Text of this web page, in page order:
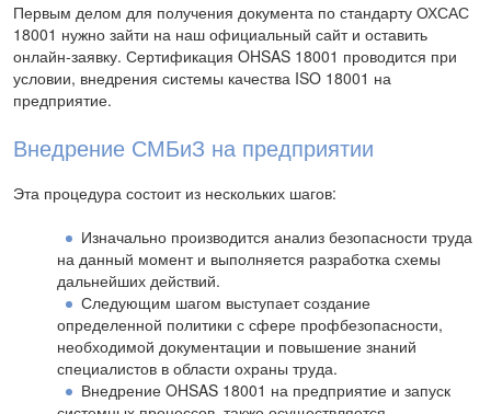
Первым делом для получения документа по стандарту ОХСАС
18001 нужно зайти на наш официальный сайт и оставить
онлайн-заявку. Сертификация OHSAS 18001 проводится при
условии, внедрения системы качества ISO 18001 на
предприятие.
Внедрение СМБиЗ на предприятии
Эта процедура состоит из нескольких шагов:
Изначально производится анализ безопасности труда
на данный момент и выполняется разработка схемы
дальнейших действий.
Следующим шагом выступает создание
определенной политики с сфере профбезопасности,
необходимой документации и повышение знаний
специалистов в области охраны труда.
Внедрение OHSAS 18001 на предприятие и запуск